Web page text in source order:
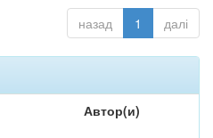
назад 1 далі
Автор(и)